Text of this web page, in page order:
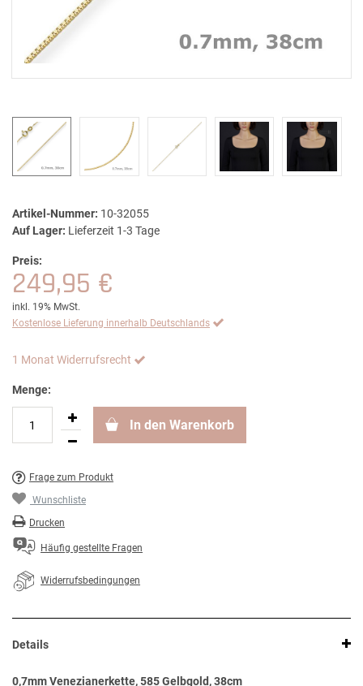
Artikel-Nummer: 10-32055
Auf Lager: Lieferzeit 1-3 Tage
Preis:
249,95 €
inkl. 19% MwSt.
Kostenlose Lieferung innerhalb Deutschlands
1 Monat Widerrufsrecht
Menge:
In den Warenkorb
Frage zum Produkt
Wunschliste
Drucken
Häufig gestellte Fragen
Widerrufsbedingungen
Details
0,7mm Venezianerkette, 585 Gelbgold, 38cm